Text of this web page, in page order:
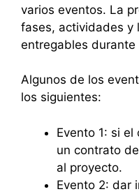
varios eventos. La
fases, actividades y
entregables
Algunos de los
los siguientes:
Evento 1: si
un contrato
al proyecto.
Evento 2: dar